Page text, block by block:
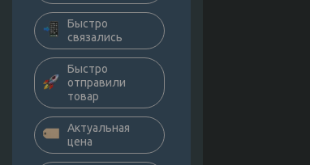
Быстро
связались
Быстро
отправили
товар
Актуальная
цена